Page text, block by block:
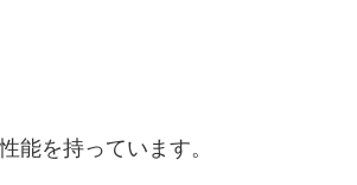
能を持っています。